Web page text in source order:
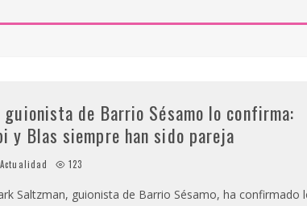
guionista de Barrio Sésamo lo confirma:
y Blas siempre han sido pareja
Actualidad 123
Saltzman, guionista de Barrio Sésamo, ha confirmado